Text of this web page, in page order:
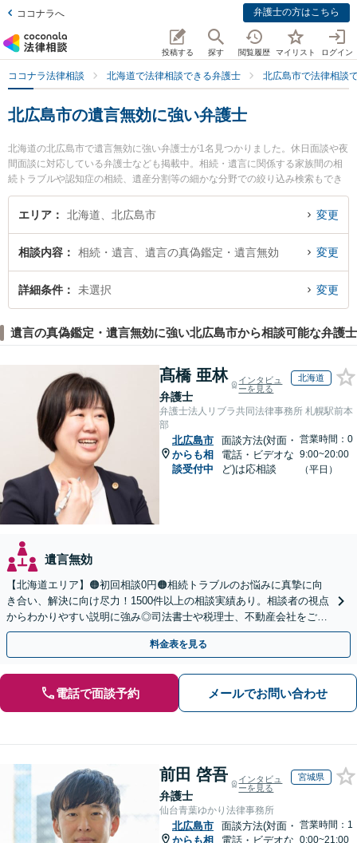
ココナラへ 弁護士の方はこちら
投稿する 探す 閲覧履歴 マイリスト ログイン
ココナラ法律相談 北海道で法律相談できる弁護士 北広島市で法律相談
北広島市の遺言無効に強い弁護士
北海道の北広島市で遺言無効に強い弁護士が1名見つかりました。休日面談や夜
間面談に対応している弁護士なども掲載中。相続・遺言に関係する家族間の相
続トラブルや認知症の相続、遺産分割等の細かな分野での絞り込み検索もでき
便利です。特に北広島法律事務所の深村 真人弁護士のプロフィール情報や弁護
士費用、強みなどが注目されています。『北広島市で土日や夜間に発生した遺
談できる北広島市内の弁護士に相談予約したい』などでお困りの相談者さんに
おすすめです。
エリア 北海道、北広島市 変更
相談内容 相続・遺言、遺言の真偽鑑定・遺言無効 変更
詳細条件 未選択 変更
遺言の真偽鑑定・遺言無効に強い北広島市から相談可能な弁護士
髙橋 亜林
弁護士
インタビュ
ーを見る
北海道
弁護士法人リブラ共同法律事務所 札幌駅前本
部
北広島市
からも相
談受付中
面談方法(対面・
電話・ビデオな
ど)は応相談
営業時間：0
9:00~20:00
（平日）
遺言無効
【北海道エリア】🟠初回相談0円🟠相続トラブルのお悩みに真摯に向
き合い、解決に向け尽力！1500件以上の相談実績あり。相談者の視点
からわかりやすい説明に強み◎司法書士や税理士、不動産会社をご紹
介し、登記や相続税の申告までワンストップで対応
料金表を見る
電話で面談予約 メールでお問い合わせ
前田 啓吾
弁護士
インタビュ
ーを見る
宮城県
仙台青葉ゆかり法律事務所
北広島市
からも相
面談方法(対面・
電話・ビデオな
営業時間：1
0:00~21:00